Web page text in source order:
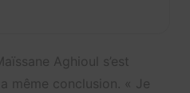
Aghioul s’est
même conclusion. « Je